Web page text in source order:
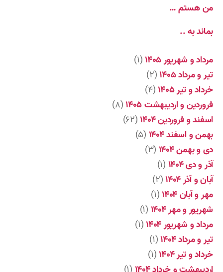
من هستم …
بماند به ..
مرداد و شهریور ۱۴۰۵
(۱)
تیر و مرداد ۱۴۰۵
(۲)
خرداد و تیر ۱۴۰۵
(۴)
فروردین و اردیبهشت ۱۴۰۵
(۸)
اسفند و فروردین ۱۴۰۴
(۶۲)
بهمن و اسفند ۱۴۰۴
(۵)
دی و بهمن ۱۴۰۴
(۳)
آذر و دی ۱۴۰۴
(۱)
آبان و آذر ۱۴۰۴
(۲)
مهر و آبان ۱۴۰۴
(۱)
شهریور و مهر ۱۴۰۴
(۱)
مرداد و شهریور ۱۴۰۴
(۱)
تیر و مرداد ۱۴۰۴
(۱)
خرداد و تیر ۱۴۰۴
(۱)